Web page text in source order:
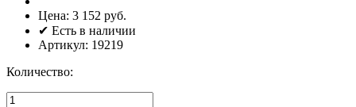
Цена: 3 152 руб.
✔ Есть в наличии
Артикул: 19219
Количество: